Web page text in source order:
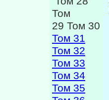
Том
29 Том 30
Том 31
Том 32
Том 33
Том 34
Том 35